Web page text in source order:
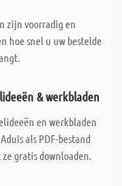
zijn voorradig en
hoe snel u uw bestelde
& werkbladen
en werkbladen
als PDF-bestand
gratis downloaden.